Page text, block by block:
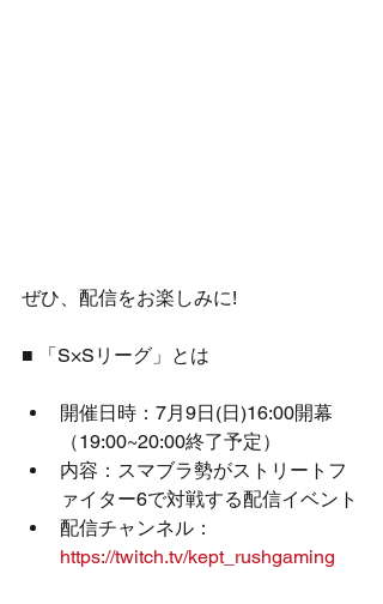
ぜひ、配信をお楽しみに!
■ 「S×Sリーグ」とは
開催日時：7月9日(日)16:00開幕
（19:00~20:00終了予定）
内容：スマブラ勢がストリートフ
ァイター6で対戦する配信イベント
配信チャンネル：
https://twitch.tv/kept_rushgaming